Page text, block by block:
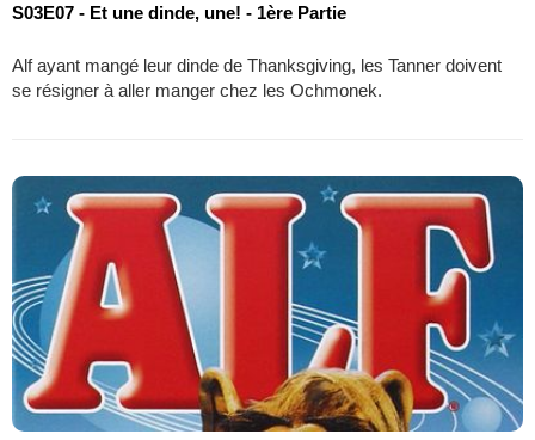
S03E07 - Et une dinde, une! - 1ère Partie
Alf ayant mangé leur dinde de Thanksgiving, les Tanner doivent
se résigner à aller manger chez les Ochmonek.